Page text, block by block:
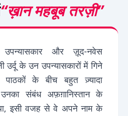
“ख़ान महबूब तरज़ी”
उपन्यासकार और ज़ूद-नवेस
उर्दू के उन उपन्यासकारों में गिने
के बीच बहुत ज़्यादा
उनका संबंध अफ़ग़ानिस्तान के
इसी वजह से वे अपने नाम के